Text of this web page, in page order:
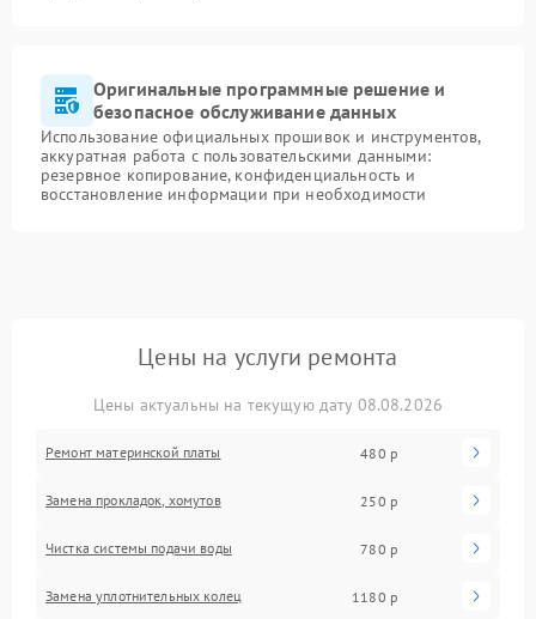
Оригинальные программные решение и
безопасное обслуживание данных
Использование официальных прошивок и инструментов,
аккуратная работа с пользовательскими данными:
резервное копирование, конфиденциальность и
восстановление информации при необходимости
Цены на услуги ремонта
Цены актуальны на текущую дату 08.08.2026
Ремонт материнской платы 480 р
Замена прокладок, хомутов 250 р
Чистка системы подачи воды 780 р
Замена уплотнительных колец 1180 р